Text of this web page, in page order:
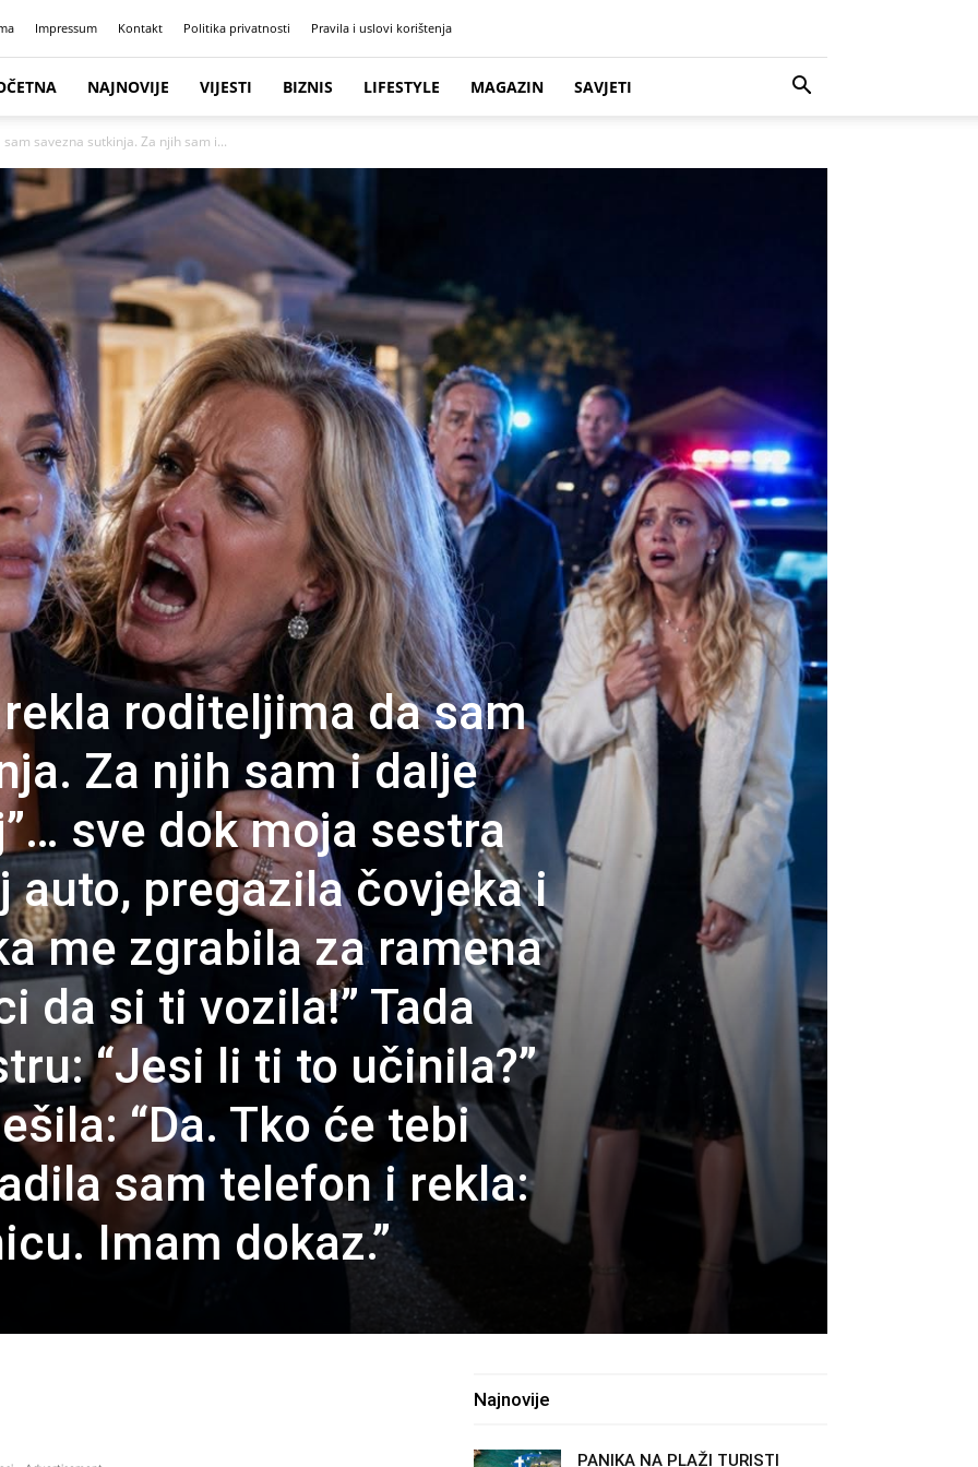
Impressum Kontakt Politika privatnosti Pravila i uslovi korištenja
NAJNOVIJE VIJESTI BIZNIS LIFESTYLE MAGAZIN SAVJETI
savezna sutkinja. Za njih sam i...
roditeljima da sam
Za njih sam i dalje
sve dok moja sestra
auto, pregazila čovjeka i
me zgrabila za ramena
da si ti vozila!” Tada
“Jesi li ti to učinila?”
“Da. Tko će tebi
sam telefon i rekla:
Imam dokaz.”
Najnovije
PANIKA NA PLAŽI TURISTI